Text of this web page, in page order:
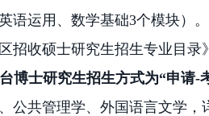
语运用、数学基础3个模块）
招收硕士研究生招生专业目录
博士研究生招生方式为“申请-
公共管理学、外国语言文学，